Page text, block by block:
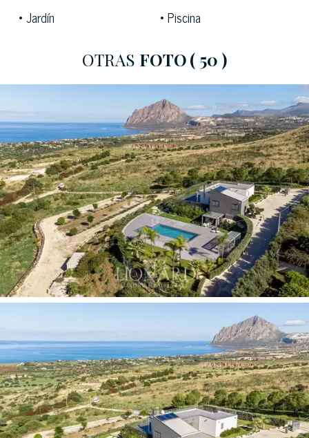
La entrada, ubicada en el nivel superior, conduce a una
de vidrio que conducen a laterraza panorámica
que también se puede acceder desde el exterior a
través de la escalera que conduce desde el área de la
Continuando en la zona de día encontramos un gran
salón, una sala de estar y una moderna cocina equipada
con todo el equipamiento necesario. Dos habitaciones
dobles y dos baños completan la planta.
La planta inferior alberga una segundacocina moderna
con acceso directo a la piscina, un amplio salón, una
sala de estudio, un dormitorio doble y dos baños.
Losfinos acabados, el estilo moderno de la
arquitectura y el diseño contemporáneo hacen que la
villa sea verdaderamente única en toda la zona.
Jardín Piscina
OTRAS FOTO( 50 )